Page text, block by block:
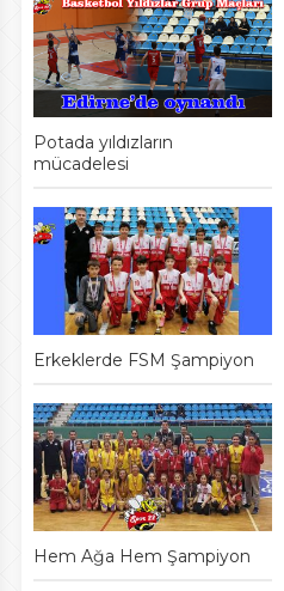
Potada yıldızların
mücadelesi
Erkeklerde FSM Şampiyon
Hem Ağa Hem Şampiyon